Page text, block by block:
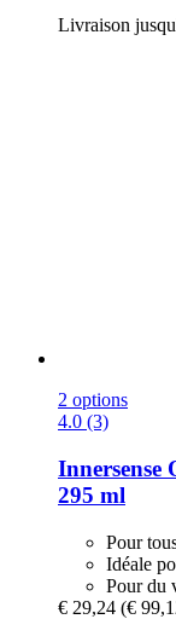
Livraison
2 options
4.0 (3)
Innersense
295 ml
Pour
Idéale
Pour du
€ 29,24 (€